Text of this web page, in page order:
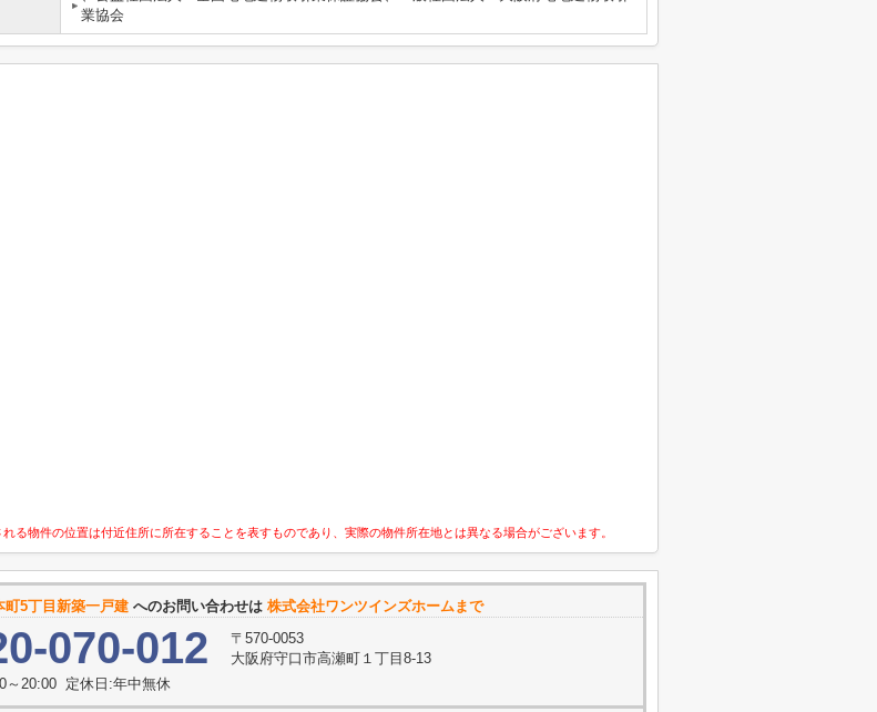
業協会
る物件の位置は付近住所に所在することを表すものであり、実際の物件所在地とは異なる場合がございます。
町5丁目新築一戸建 へのお問い合わせは 株式会社ワンツインズホームまで
070-012
〒570-0053
大阪府守口市高瀬町１丁目8-13
～20:00 定休日:年中無休